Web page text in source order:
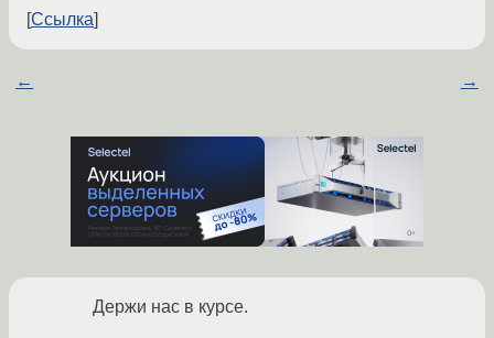
Ссылка
← →
Держи нас в курсе.